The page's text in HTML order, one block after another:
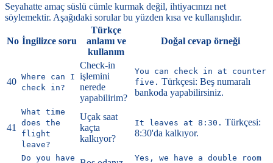
Seyahatte amaç süslü cümle kurmak değil, ihtiyacınızı net
söylemektir. Aşağıdaki sorular bu yüzden kısa ve kullanışlıdır.
No İngilizce soru
Türkçe
anlamı ve
kullanım
Doğal cevap örneği
40 Where can I
check in?
Check-in
işlemini
nerede
yapabilirim?
You can check in at counter
five. Türkçesi: Beş numaralı
bankoda yapabilirsiniz.
41
What time
does the
flight
leave?
Uçak saat
kaçta
kalkıyor?
It leaves at 8:30. Türkçesi:
8:30'da kalkıyor.
Do you have Yes, we have a double room